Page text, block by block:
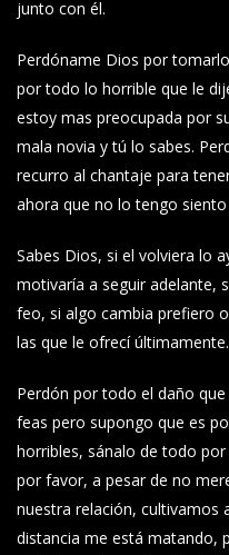
junto con él.
Perdóname Dios por
por todo lo horrible que le
estoy mas preocupada por
mala novia y tú lo sabes.
recurro al chantaje para
ahora que no lo tengo siento
Sabes Dios, si el volviera lo
motivaría a seguir adelante,
feo, si algo cambia prefiero
las que le ofrecí últimamente.
Perdón por todo el daño
feas pero supongo que es
horribles, sánalo de todo
por favor, a pesar de no
nuestra relación,
distancia me está matando,